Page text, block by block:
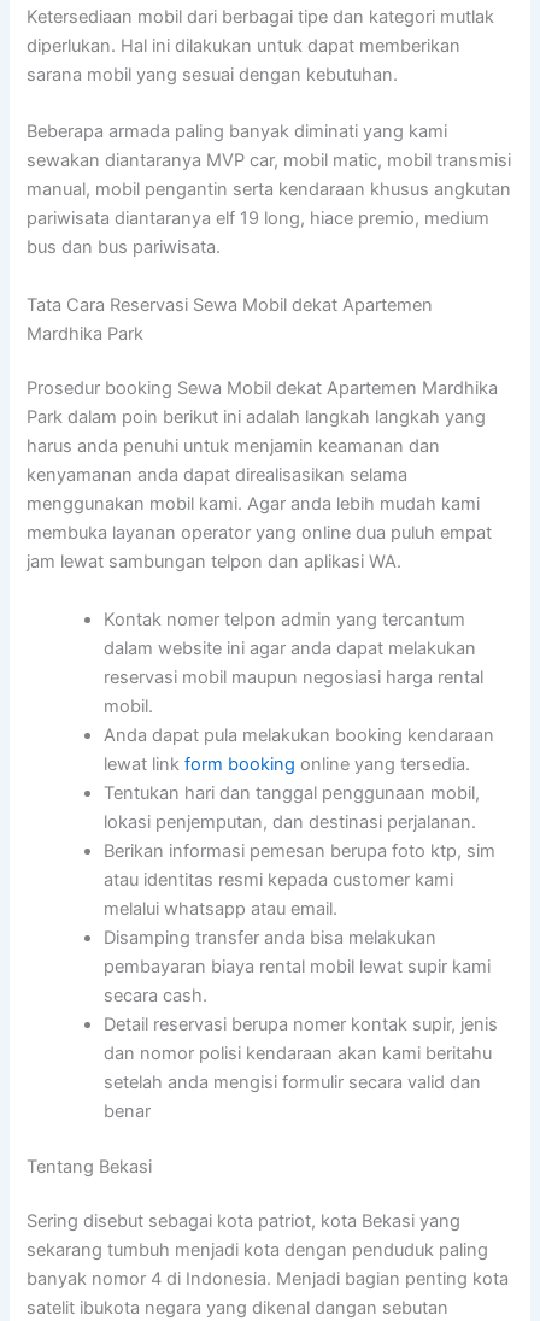
Ketersediaan mobil dari berbagai tipe dan kategori mutlak
diperlukan. Hal ini dilakukan untuk dapat memberikan
sarana mobil yang sesuai dengan kebutuhan.
Beberapa armada paling banyak diminati yang kami
sewakan diantaranya MVP car, mobil matic, mobil transmisi
manual, mobil pengantin serta kendaraan khusus angkutan
pariwisata diantaranya elf 19 long, hiace premio, medium
bus dan bus pariwisata.
Tata Cara Reservasi Sewa Mobil dekat Apartemen
Mardhika Park
Prosedur booking Sewa Mobil dekat Apartemen Mardhika
Park dalam poin berikut ini adalah langkah langkah yang
harus anda penuhi untuk menjamin keamanan dan
kenyamanan anda dapat direalisasikan selama
menggunakan mobil kami. Agar anda lebih mudah kami
membuka layanan operator yang online dua puluh empat
jam lewat sambungan telpon dan aplikasi WA.
Kontak nomer telpon admin yang tercantum
dalam website ini agar anda dapat melakukan
reservasi mobil maupun negosiasi harga rental
mobil.
Anda dapat pula melakukan booking kendaraan
lewat linkform booking online yang tersedia.
Tentukan hari dan tanggal penggunaan mobil,
lokasi penjemputan, dan destinasi perjalanan.
Berikan informasi pemesan berupa foto ktp, sim
atau identitas resmi kepada customer kami
melalui whatsapp atau email.
Disamping transfer anda bisa melakukan
pembayaran biaya rental mobil lewat supir kami
secara cash.
Detail reservasi berupa nomer kontak supir, jenis
dan nomor polisi kendaraan akan kami beritahu
setelah anda mengisi formulir secara valid dan
benar
Tentang Bekasi
Sering disebut sebagai kota patriot, kota Bekasi yang
sekarang tumbuh menjadi kota dengan penduduk paling
banyak nomor 4 di Indonesia. Menjadi bagian penting kota
satelit ibukota negara yang dikenal dangan sebutan